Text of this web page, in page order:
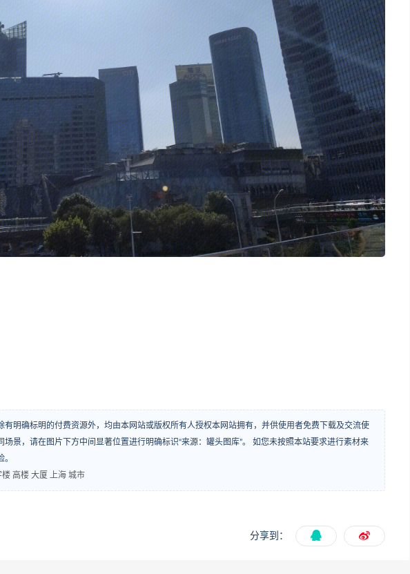
有明确标明的付费资源外，均由本网站或版权所有人授权本网站拥有，并供使用者免费下载及交流使
场景，请在图片下方中间显著位置进行明确标识“来源：罐头图库”。 如您未按照本站要求进行素材来
高楼 大厦 上海 城市
分享到：